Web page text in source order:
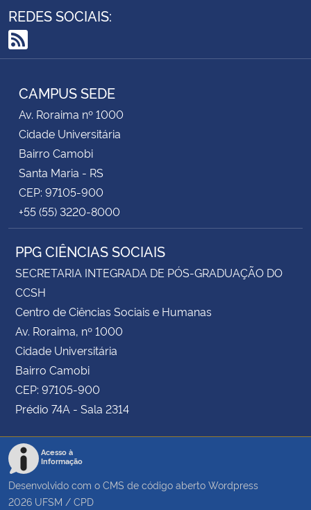
REDES SOCIAIS:
RSS
CAMPUS SEDE
Av. Roraima nº 1000
Cidade Universitária
Bairro Camobi
Santa Maria - RS
CEP: 97105-900
+55 (55) 3220-8000
PPG CIÊNCIAS SOCIAIS
SECRETARIA INTEGRADA DE PÓS-GRADUAÇÃO DO
CCSH
Centro de Ciências Sociais e Humanas
Av. Roraima, nº 1000
Cidade Universitária
Bairro Camobi
CEP: 97105-900
Prédio 74A - Sala 2314
Acesso à
Informação
Desenvolvido com o CMS de código aberto Wordpress
2026 UFSM / CPD